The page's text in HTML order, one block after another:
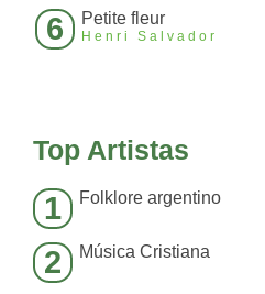
6 Petite fleur
Henri Salvador
Top Artistas
1 Folklore argentino
2 Música Cristiana